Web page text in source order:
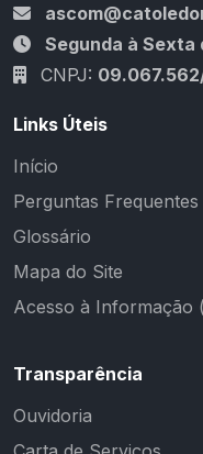
Segunda à Sexta
CNPJ:
Links Úteis
Início
Perguntas Frequentes
Glossário
Mapa do Site
Acesso à Informação
Transparência
Ouvidoria